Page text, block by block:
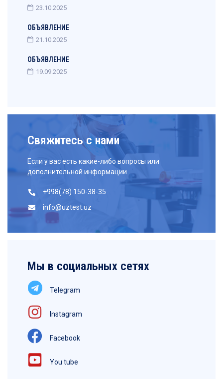
23.10.2025
ОБЪЯВЛЕНИЕ
21.10.2025
ОБЪЯВЛЕНИЕ
19.09.2025
Свяжитесь с нами
Если у вас есть какие-либо вопросы или
дополнительной информации
+998(78) 150-38-35
info@uztest.uz
Мы в социальных сетях
Telegram
Instagram
Facebook
You tube